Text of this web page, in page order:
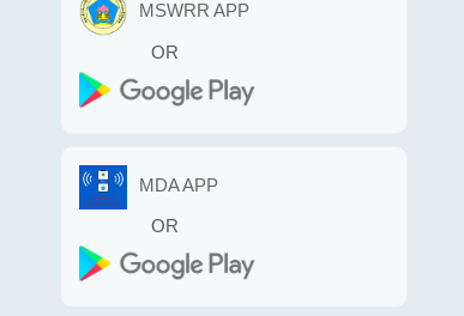
MSWRR APP
OR
MDA APP
OR